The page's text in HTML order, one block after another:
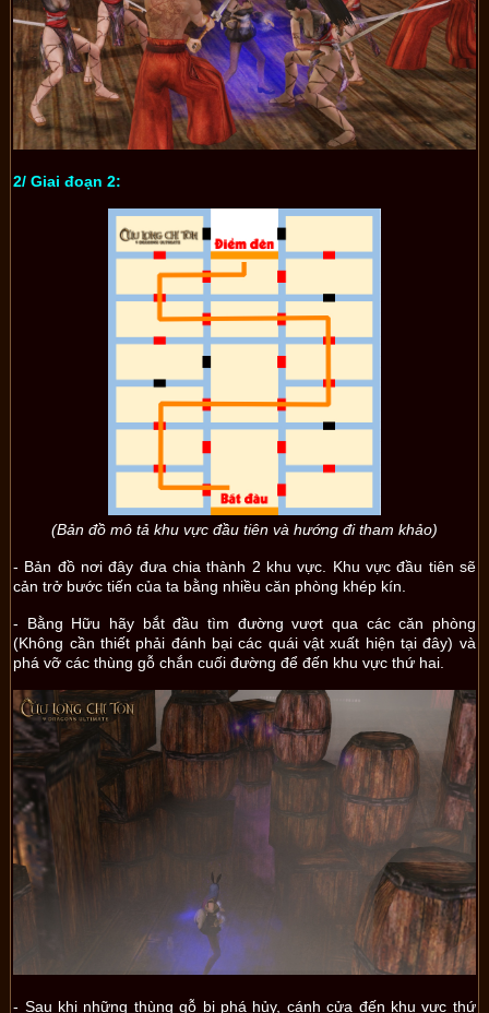
2/ Giai đoạn 2:
(Bản đồ mô tả khu vực đầu tiên và hướng đi tham khảo)
- Bản đồ nơi đây đưa chia thành 2 khu vực. Khu vực đầu tiên sẽ
cản trở bước tiến của ta bằng nhiều căn phòng khép kín.
- Bằng Hữu hãy bắt đầu tìm đường vượt qua các căn phòng
(Không cần thiết phải đánh bại các quái vật xuất hiện tại đây) và
phá vỡ các thùng gỗ chắn cuối đường để đến khu vực thứ hai.
- Sau khi những thùng gỗ bị phá hủy, cánh cửa đến khu vực thứ